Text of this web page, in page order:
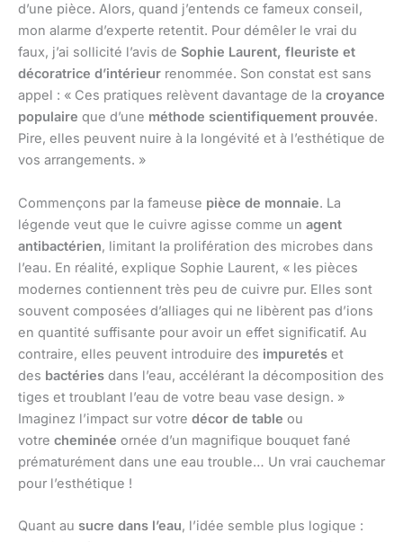
d’une pièce. Alors, quand j’entends ce fameux conseil,
mon alarme d’experte retentit. Pour démêler le vrai du
faux, j’ai sollicité l’avis de Sophie Laurent, fleuriste et
décoratrice d’intérieur renommée. Son constat est sans
appel : « Ces pratiques relèvent davantage de la croyance
populaire que d’une méthode scientifiquement prouvée.
Pire, elles peuvent nuire à la longévité et à l’esthétique de
vos arrangements. »
Commençons par la fameuse pièce de monnaie. La
légende veut que le cuivre agisse comme un agent
antibactérien, limitant la prolifération des microbes dans
l’eau. En réalité, explique Sophie Laurent, « les pièces
modernes contiennent très peu de cuivre pur. Elles sont
souvent composées d’alliages qui ne libèrent pas d’ions
en quantité suffisante pour avoir un effet significatif. Au
contraire, elles peuvent introduire des impuretés et
des bactéries dans l’eau, accélérant la décomposition des
tiges et troublant l’eau de votre beau vase design. »
Imaginez l’impact sur votre décor de table ou
votre cheminée ornée d’un magnifique bouquet fané
prématurément dans une eau trouble… Un vrai cauchemar
pour l’esthétique !
Quant au sucre dans l’eau, l’idée semble plus logique :